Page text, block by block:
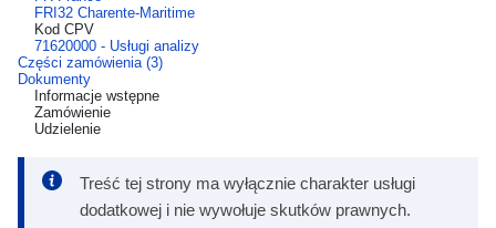
FRI32 Charente-Maritime
Kod CPV
71620000 - Usługi analizy
Części zamówienia (3)
Dokumenty
Informacje wstępne
Zamówienie
Udzielenie
Treść tej strony ma wyłącznie charakter usługi
dodatkowej i nie wywołuje skutków prawnych.